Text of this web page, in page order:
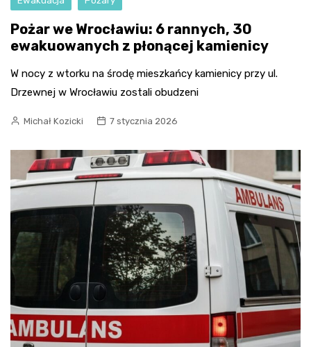
Pożar we Wrocławiu: 6 rannych, 30
ewakuowanych z płonącej kamienicy
W nocy z wtorku na środę mieszkańcy kamienicy przy ul.
Drzewnej w Wrocławiu zostali obudzeni
Michał Kozicki 7 stycznia 2026